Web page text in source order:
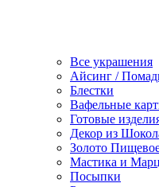
Все украшения
Айсинг /
Блестки
Вафельные
Готовые
Декор из
Золото
Мастика и
Посыпки